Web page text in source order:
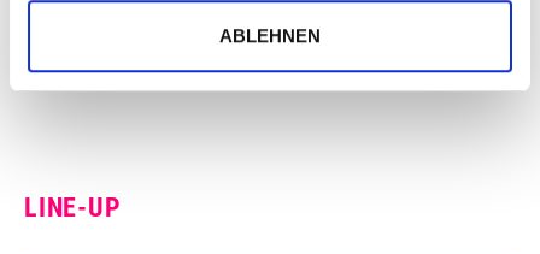
ABLEHNEN
LINE-UP